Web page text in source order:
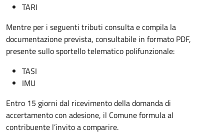
TARI
Mentre per i seguenti tributi consulta e compila la
documentazione prevista, consultabile in formato PDF,
presente sullo sportello telematico polifunzionale:
TASI
IMU
Entro 15 giorni dal ricevimento della domanda di
accertamento con adesione, il Comune formula al
contribuente l’invito a comparire.